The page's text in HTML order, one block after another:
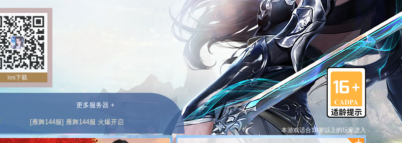
本游戏适合18岁以上的玩家进入
ios下载
更多服务器 +
[雁舞144服] 雁舞144服 火爆开启